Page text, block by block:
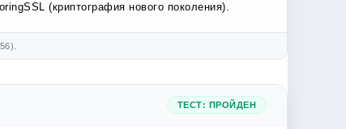
(криптография нового поколения).
ТЕСТ: ПРОЙДЕН